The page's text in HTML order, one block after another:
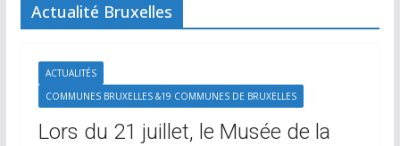
Actualité Bruxelles
ACTUALITÉS
COMMUNES BRUXELLES &19 COMMUNES DE BRUXELLES
Lors du 21 juillet, le Musée de la